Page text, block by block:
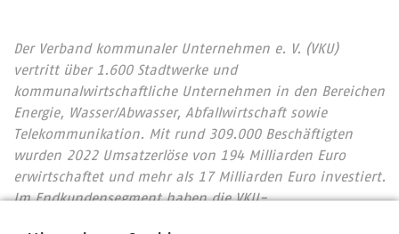
Der Verband kommunaler Unternehmen e. V. (VKU)
vertritt über 1.600 Stadtwerke und
kommunalwirtschaftliche Unternehmen in den Bereichen
Energie, Wasser/Abwasser, Abfallwirtschaft sowie
Telekommunikation. Mit rund 309.000 Beschäftigten
wurden 2022 Umsatzerlöse von 194 Milliarden Euro
erwirtschaftet und mehr als 17 Milliarden Euro investiert.
Im Endkundensegment haben die VKU-